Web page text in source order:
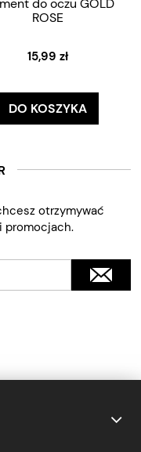
do oczu GOLD
ROSE
15,99 zł
DO KOSZYKA
otrzymywać
promocjach.